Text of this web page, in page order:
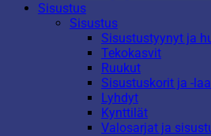
Sisustus
Sisustus
Sisustustyynyt ja
Tekokasvit
Ruukut
Sisustuskorit ja -
Lyhdyt
Kynttilät
Valosarjat ja